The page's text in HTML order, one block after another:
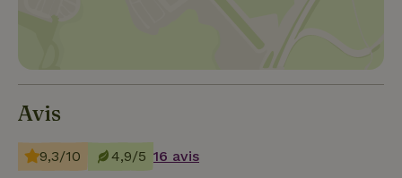
Avis
9,3/10 4,9/5 16 avis